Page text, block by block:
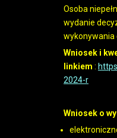
Osoba
wydanie
wykonywania
Wniosek i
linkiem :
2024-r
Wniosek o